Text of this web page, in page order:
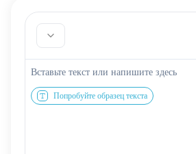
Попробуйте образец текста